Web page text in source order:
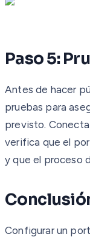
Paso 5:
Antes de hacer
pruebas para
previsto.
verifica que el
y que el proceso
Configurar un